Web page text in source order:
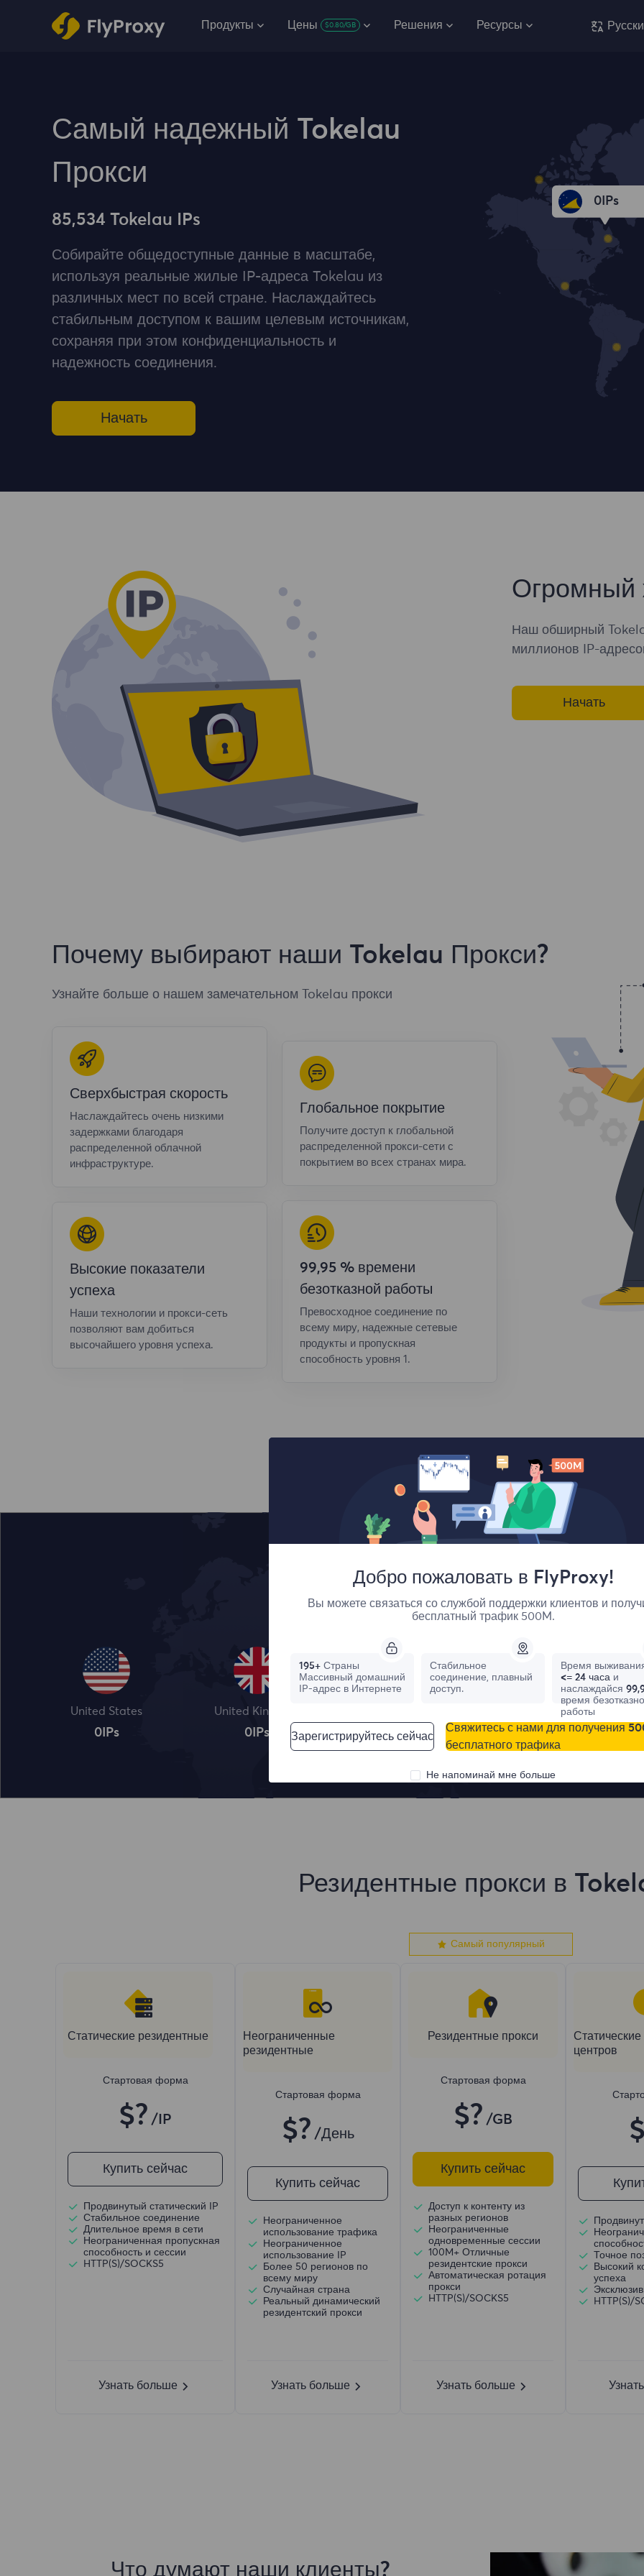
Продукты Цены $0.80/GB Решения Ресурсы
Самый надежный Tokelau
Прокси
85,534 Tokelau IPs
Собирайте общедоступные данные в масштабе,
используя реальные жилые IP-адреса Tokelau из
различных мест по всей стране. Наслаждайтесь
стабильным доступом к вашим целевым источникам,
сохраняя при этом конфиденциальность и
надежность соединения.
Начать
0 IPs
Огромный
Наш обширный
миллионов IP-
Начать
Почему выбирают наши Tokelau Прокси?
Узнайте больше о нашем замечательном Tokelau прокси
Сверхбыстрая скорость
Наслаждайтесь очень низкими
задержками благодаря
распределенной облачной
инфраструктуре.
Высокие показатели
успеха
Наши технологии и прокси-сеть
позволяют вам добиться
высочайшего уровня успеха.
Глобальное покрытие
Получите доступ к глобальной
распределенной прокси-сети с
покрытием во всех странах мира.
99,95 % времени
безотказной работы
Превосходное соединение по
всему миру, надежные сетевые
продукты и пропускная
способность уровня 1.
Лучшие места
United States
0IPs
United Kingdom
0 IPs 0IPs
Canada
0IPs
Резидентные прокси в
Самый популярный
Статические резидентные
Стартовая форма
$? /IP
Купить сейчас
Продвинутый статический IP
Стабильное соединение
Длительное время в сети
Неограниченная пропускная
способность и сессии
HTTP(S)/SOCKS5
Узнать больше
Неограниченные
резидентные
Стартовая форма
$? /День
Купить сейчас
Неограниченное
использование трафика
Неограниченное
использование IP
Более 50 регионов по
всему миру
Случайная страна
Реальный динамический
резидентский прокси
Узнать больше
Резидентные прокси
Стартовая форма
$? /GB
Купить сейчас
Доступ к контенту из
разных регионов
Неограниченные
одновременные сессии
100M+ Отличные
резидентские прокси
Автоматическая ротация
прокси
HTTP(S)/SOCKS5
Узнать больше
центров
Точное
Высокий
успеха
HTTP(S)/
Что думают наши клиенты?
Добро пожаловать в FlyProxy!
Вы можете связаться со службой поддержки клиентов и
бесплатный трафик 500M.
195+ Страны
Массивный домашний
IP-адрес в Интернете
Стабильное
соединение, плавный
доступ.
Время
<= 24 часа и
наслаждайся
время
работы
Зарегистрируйтесь сейчас
Свяжитесь с нами для получения
бесплатного трафика
Не напоминай мне больше